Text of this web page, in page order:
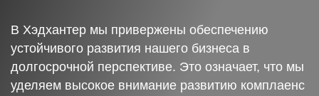
В Хэдхантер мы привержены обеспечению
устойчивого развития нашего бизнеса в
долгосрочной перспективе. Это означает, что мы
уделяем высокое внимание развитию комплаенс